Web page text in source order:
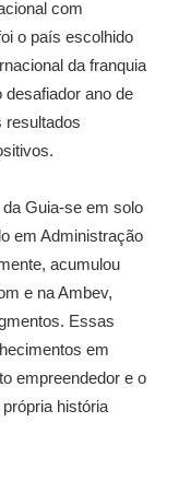
com
o país escolhido
da franquia
desafiador ano de
resultados
Guia-se em solo
em Administração
acumulou
e na Ambev,
Essas
em
empreendedor e o
história